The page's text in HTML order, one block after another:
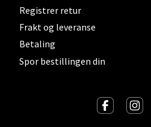
Registrer retur
Frakt og leveranse
Betaling
Spor bestillingen din
Leirvik - Stord
Åpent i dag 10-17